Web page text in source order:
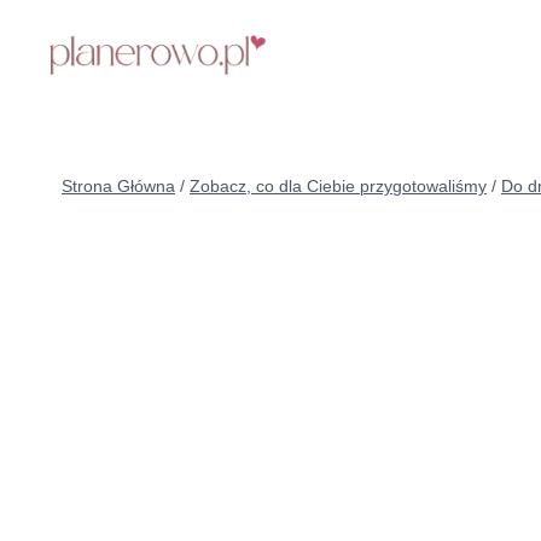
Strona Główna / Zobacz, co dla Ciebie przygotowaliśmy / Do